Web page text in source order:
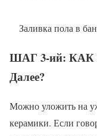
Заливка пола в
ШАГ 3-ий: КАК
Далее?
Можно уложить на
керамики. Если